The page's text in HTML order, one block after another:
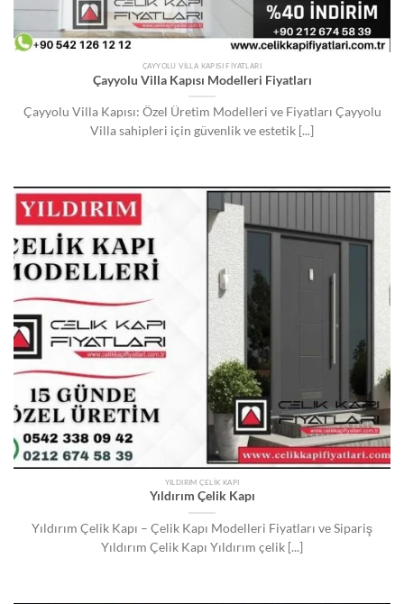
ÇAYYOLU VILLA KAPISI FIYATLARI
Çayyolu Villa Kapısı Modelleri Fiyatları
Çayyolu Villa Kapısı: Özel Üretim Modelleri ve Fiyatları Çayyolu
Villa sahipleri için güvenlik ve estetik [...]
YILDIRIM ÇELIK KAPI
Yıldırım Çelik Kapı
Yıldırım Çelik Kapı – Çelik Kapı Modelleri Fiyatları ve Sipariş
Yıldırım Çelik Kapı Yıldırım çelik [...]